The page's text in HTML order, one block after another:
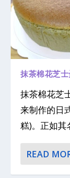
抹茶棉花芝
抹茶棉花芝
来制作的日
糕)。正如其
READ